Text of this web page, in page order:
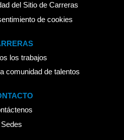
del Sitio de Carreras
de cookies
los trabajos
comunidad de talentos
Sedes